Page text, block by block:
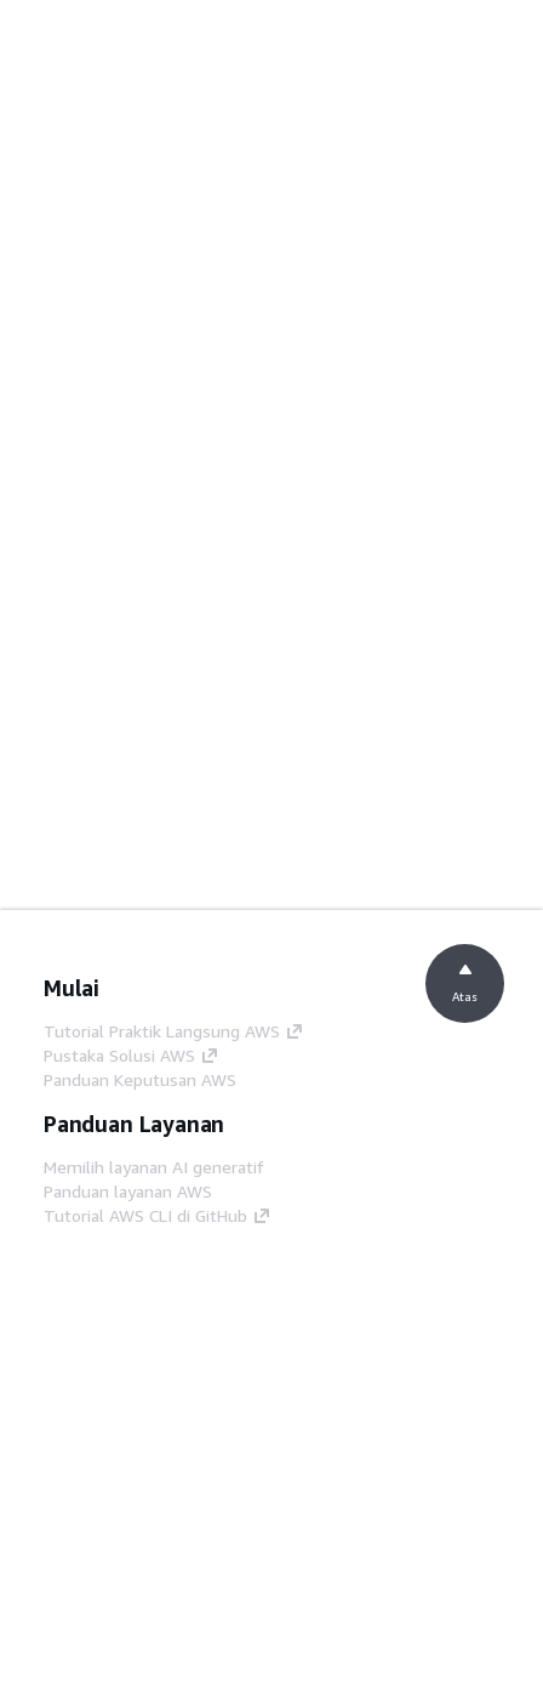
Mulai
Tutorial Praktik Langsung AWS
Pustaka Solusi AWS
Panduan Keputusan AWS
Panduan Layanan
Memilih layanan AI generatif
Panduan layanan AWS
Tutorial AWS CLI di GitHub
Atas